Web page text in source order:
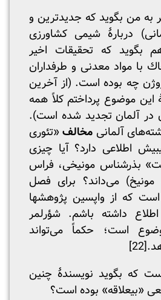
به من بگوید که جدیدترین و
دربارۀ شیمی کشاورزی
بگوید که تحقیقات اخیر
با مواد معدنی و طرفداران
چه بوده است. (از آخرین
این موضوع پرداختم کلاً همه
آلمان تجدید شده است).
آلمانی مخالف«تئوری
اطلاعی دارد؟ آیا چیزی
بذرشناس مونیخی، فراس
مونیخ) می‌داند؟ برای فصل
که از واپسین پژوهشها
اطلاع داشته باشم. شؤرلمر
است؛ حکماً می‌تواند
[22]
که بگوید نویسندۀ چنین
«بیعلاقه» بوده است؟